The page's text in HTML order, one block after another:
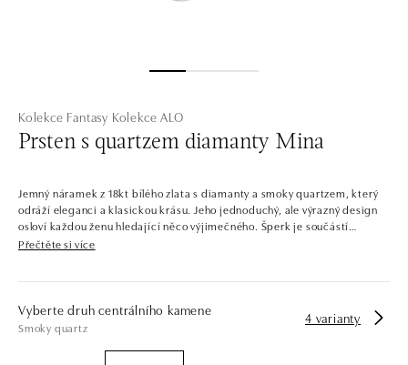
Kolekce Fantasy Kolekce ALO
Prsten s quartzem diamanty Mina
Jemný náramek z 18kt bílého zlata s diamanty a smoky quartzem, který
odráží eleganci a klasickou krásu. Jeho jednoduchý, ale výrazný design
osloví každou ženu hledající něco výjimečného. Šperk je součástí
kolekce Fantasy.
prstenům, náušnicím, náramkům a náhrdelníkům. Některé diamanty
naopak září samostatně, aby vynikla jejich jedinečnost. Jen těžko uvěřit,
že tyto šperky nemají kouzelnou moc. Jejich magický design však
podtrhne vaši individualitu a kreativitu.
Přečtěte si více
Vyberte druh centrálního kamene
Smoky quartz
4 varianty